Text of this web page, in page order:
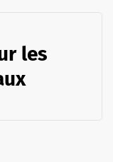
les